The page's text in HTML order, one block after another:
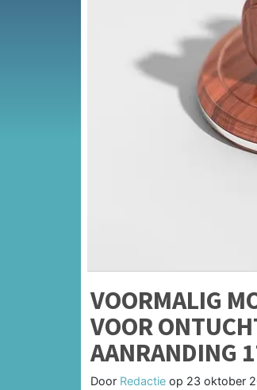
VOORMALIG
VOOR
AANRANDING
Door Redactie op 23 oktober